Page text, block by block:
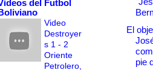
del Futbol
Video
Destroyer
s 1 - 2
Oriente
Petrolero,
El
pie